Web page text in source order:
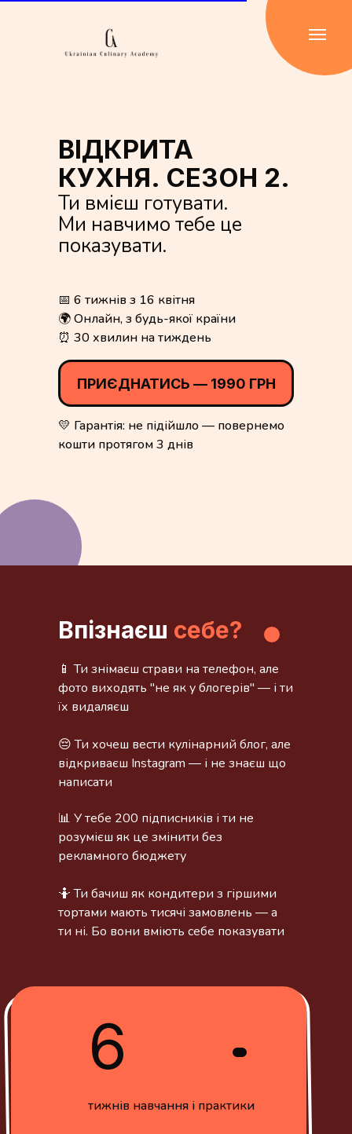
ПРИЄДНАТИСЬ — 1990 ГРН
ВІДКРИТА
КУХНЯ. СЕЗОН 2.
Ти вмієш готувати.
Ми навчимо тебе це
показувати.
📅 6 тижнів з 16 квітня
🌍 Онлайн, з будь-якої країни
⏰ 30 хвилин на тиждень
💛 Гарантія: не підійшло — повернемо
кошти протягом 3 днів
Впізнаєш себе?
📊 У тебе 200 підписників і ти не
розумієш як це змінити без
рекламного бюджету
🤷 Ти бачиш як кондитери з гіршими
тортами мають тисячі замовлень — а
ти ні. Бо вони вміють себе показувати
📱 Ти знімаєш страви на телефон, але
фото виходять "не як у блогерів" — і ти
їх видаляєш
😔 Ти хочеш вести кулінарний блог, але
відкриваєш Instagram — і не знаєш що
написати
6
тижнів навчання і практики